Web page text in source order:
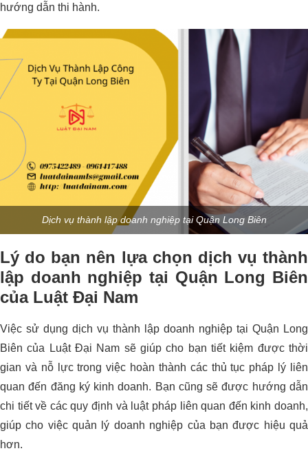
hướng dẫn thi hành.
Dịch vụ thành lập doanh nghiệp tại Quận Long Biên
Lý do bạn nên lựa chọn dịch vụ thành
lập doanh nghiệp tại Quận Long Biên
của Luật Đại Nam
Việc sử dụng dịch vụ thành lập doanh nghiệp tại Quận Long
Biên của Luật Đại Nam sẽ giúp cho bạn tiết kiệm được thời
gian và nỗ lực trong việc hoàn thành các thủ tục pháp lý liên
quan đến đăng ký kinh doanh. Bạn cũng sẽ được hướng dẫn
chi tiết về các quy định và luật pháp liên quan đến kinh doanh,
giúp cho việc quản lý doanh nghiệp của bạn được hiệu quả
hơn.